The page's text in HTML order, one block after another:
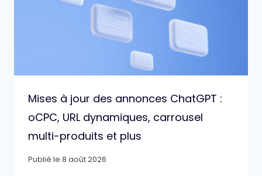
Mises à jour des annonces ChatGPT :
oCPC, URL dynamiques, carrousel
multi-produits et plus
Publié le 8 août 2026